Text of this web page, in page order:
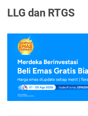
LLG dan RTGS